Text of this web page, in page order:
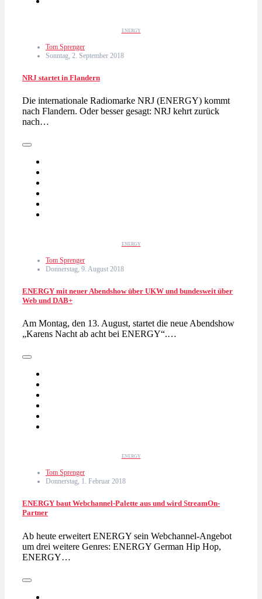
ENERGY
Tom Sprenger
Sonntag, 2. September 2018
NRJ startet in Flandern
Die internationale Radiomarke NRJ (ENERGY) kommt
nach Flandern. Oder besser gesagt: NRJ kehrt zurück
nach…
ENERGY
Tom Sprenger
Donnerstag, 9. August 2018
ENERGY mit neuer Abendshow über UKW und bundesweit über
Web und DAB+
Am Montag, den 13. August, startet die neue Abendshow
„Karens Nacht ab acht bei ENERGY“.…
ENERGY
Tom Sprenger
Donnerstag, 1. Februar 2018
ENERGY baut Webchannel-Palette aus und wird StreamOn-
Partner
Ab heute erweitert ENERGY sein Webchannel-Angebot
um drei weitere Genres: ENERGY German Hip Hop,
ENERGY…